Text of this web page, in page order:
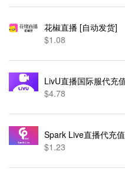
花椒直播 [自动发货]
$1.08
LivU直播国际服代充
$4.78
Spark Live直播代充
$1.23